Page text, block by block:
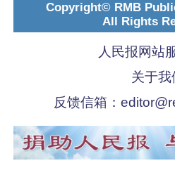
Copyright© RMB
All Rights
人民报网站
关于我
反馈信箱：